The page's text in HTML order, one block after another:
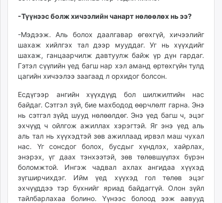
-Түүнээс болж хичээлийн чанарт нөлөөлөх нь ээ?
-Мэдээж. Аль болох даалгавар өгөхгүй, хичээлийг
шахаж хийлгэх тал дээр мууддаг. Уг нь хүүхдийг
шахаж, ганцаарчилж давтуулж байж үр дүн гардаг.
Гэтэл сүүлийн үед багш нар хэл аманд өртөхгүйн тулд
цагийн хичээлээ заагаад л орхидог болсон.
Есдүгээр ангийн хүүхдүүд бол шилжилтийн нас
байдаг. Сэтгэл зүй, бие махбодод өөрчлөлт гарна. Энэ
нь сэтгэл зүйд шууд нөлөөлдөг. Энэ үед багш ч, эцэг
эхчүүд ч ойлгож ажиллах хэрэгтэй. Яг энэ үед аль
аль тал нь хүүхэдтэй зөв ажиллаад ирвэл маш чухал
нас. Үг сонсдог болох, бусдыг хүндлэх, хайрлах,
энэрэх, үг даах тэнхээтэй, зөв төлөвшүүлэх бүрэн
боломжтой. Ингэж чадвал ахлах ангидаа хүүхэд
зүгширчихдэг. Ийм үед хүүхэд гол төлөв эцэг
эхчүүддээ тэр бүхнийг яриад байдаггүй. Олон зүйл
тайлбарлахаа болино. Үүнээс болоод ээж аавууд